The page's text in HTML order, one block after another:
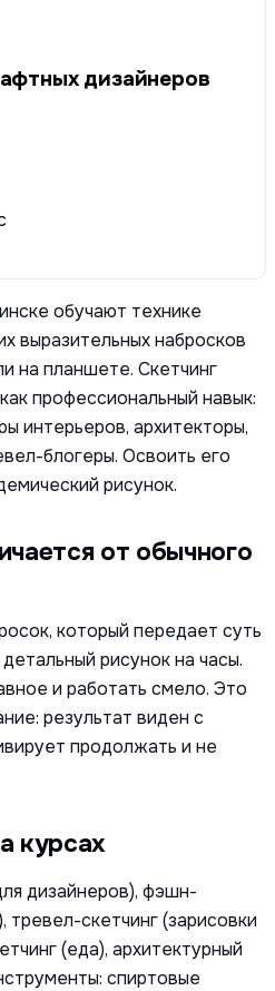
дизайнеров
обучают технике
выразительных набросков
на планшете. Скетчинг
профессиональный навык:
интерьеров, архитекторы,
блогеры. Освоить его
рисунок.
который передает суть
рисунок на часы.
и работать смело. Это
результат виден с
продолжать и не
курсах
дизайнеров), фэшн-
тревел-скетчинг (зарисовки
(еда), архитектурный
спиртовые